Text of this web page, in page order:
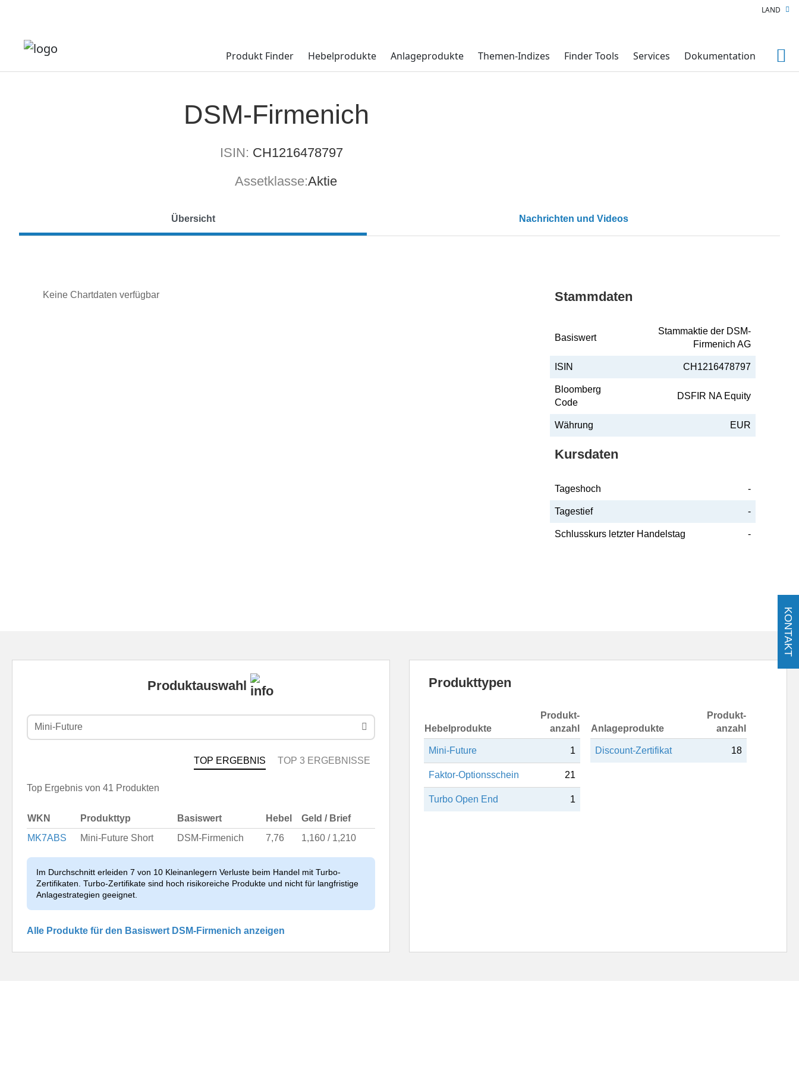
Produkt Finder Hebelprodukte Anlageprodukte Themen-Indizes Finder Tools Services Dokumentation
LAND
DSM-Firmenich
ISIN: CH1216478797
Assetklasse:Aktie
Übersicht Nachrichten und Videos
Keine Chartdaten verfügbar Stammdaten
Basiswert
Stammaktie der DSM-
Firmenich AG
ISIN CH1216478797
Bloomberg
Code
DSFIR NA Equity
Währung EUR
Kursdaten
Tageshoch -
Tagestief -
Schlusskurs letzter Handelstag -
Produktauswahl
Mini-Future
TOP ERGEBNIS TOP 3 ERGEBNISSE
Top Ergebnis von 41 Produkten
WKN Produkttyp Basiswert Hebel
Geld / Brief
MK7ABS
Mini-Future Short DSM-Firmenich 7,76 1,160 / 1,210
Im Durchschnitt erleiden 7 von 10 Kleinanlegern Verluste beim Handel mit Turbo-
Zertifikaten. Turbo-Zertifikate sind hoch risikoreiche Produkte und nicht für langfristige
Anlagestrategien geeignet.
Alle Produkte für den Basiswert DSM-Firmenich anzeigen
Produkttypen
Hebelprodukte
Produkt-
anzahl
Mini-Future 1
Faktor-Optionsschein 21
Turbo Open End 1
Anlageprodukte
Produkt-
anzahl
Discount-Zertifikat 18
KONTAKT